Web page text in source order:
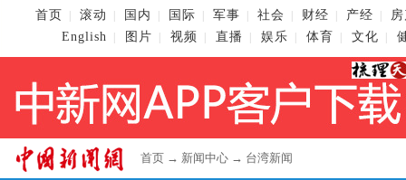
首页 滚动 国内 国际 军事 社会 财经 产经
English
图片 视频 直播 娱乐 体育 文化
首页 → 新闻中心 → 台湾新闻